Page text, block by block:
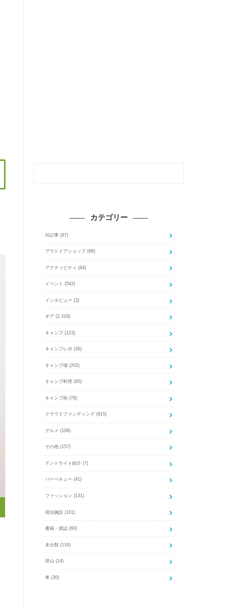
カテゴリー
AI記事 (87)
アウトドアショップ (68)
アクティビティ (64)
イベント (542)
インタビュー (3)
ギア (2,318)
キャンプ (123)
キャンプレポ (39)
キャンプ場 (202)
キャンプ料理 (95)
キャンプ術 (78)
クラウドファンディング (915)
グルメ (106)
その他 (157)
テントサイト紹介 (7)
バーベキュー (41)
ファッション (131)
宿泊施設 (101)
書籍・雑誌 (60)
未分類 (116)
登山 (14)
車 (30)